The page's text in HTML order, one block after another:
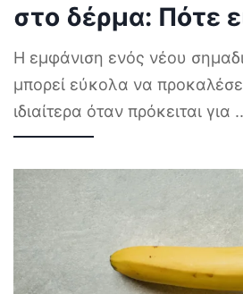
στο δέρμα: Πότε
Η εμφάνιση ενός νέου
μπορεί εύκολα να
ιδιαίτερα όταν πρόκειται για